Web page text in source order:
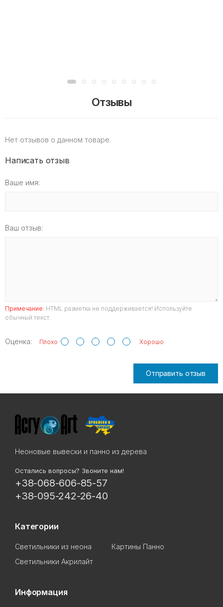
Отзывы
Нет отзывов о данном товаре.
Написать отзыв
Ваше имя:
Ваш отзыв:
Примечание: HTML разметка не поддерживается! Используйте
обычный текст.
Оценка: Плохо Хорошо
Отправить отзыв
Неоновые вывески и панно из дерева
Остались вопросы? Звоните нам!
+38-068-606-85-57
+38-095-242-26-40
Категории
Светильники из неона
Картины Панно
Светильники Акрилайт
Информация